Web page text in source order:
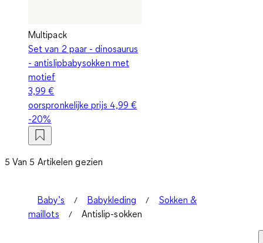
Multipack
Set van 2 paar - dinosaurus
- antislipbabysokken met
motief
3,99 €
oorspronkelijke prijs 4,99 €
-20%
5 Van 5 Artikelen gezien
Baby’s Babykleding
Sokken &
maillots
Antislip-sokken